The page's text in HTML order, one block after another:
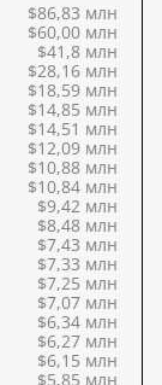
$86,83 млн
$60,00 млн
$41,8 млн
$28,16 млн
$18,59 млн
$14,85 млн
$14,51 млн
$12,09 млн
$10,88 млн
$10,84 млн
$9,42 млн
$8,48 млн
$7,43 млн
$7,33 млн
$7,25 млн
$7,07 млн
$6,34 млн
$6,27 млн
$6,15 млн
$5,85 млн